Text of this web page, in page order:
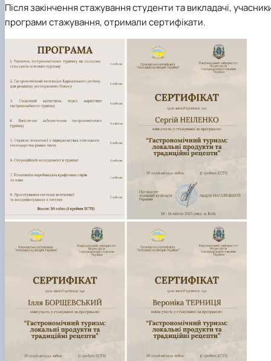
Після закінчення стажування студенти та викладачі,
програми стажування, отримали сертифікати.